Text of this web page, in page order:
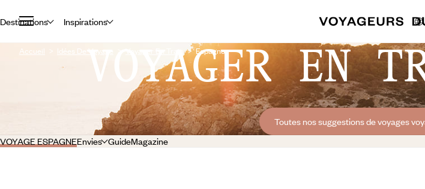
Destinations Inspirations
Accueil Idées De Voyage Espagne
VOYAGER EN
Toutes nos suggestions de voyages
VOYAGE ESPAGNEEnvies GuideMagazine